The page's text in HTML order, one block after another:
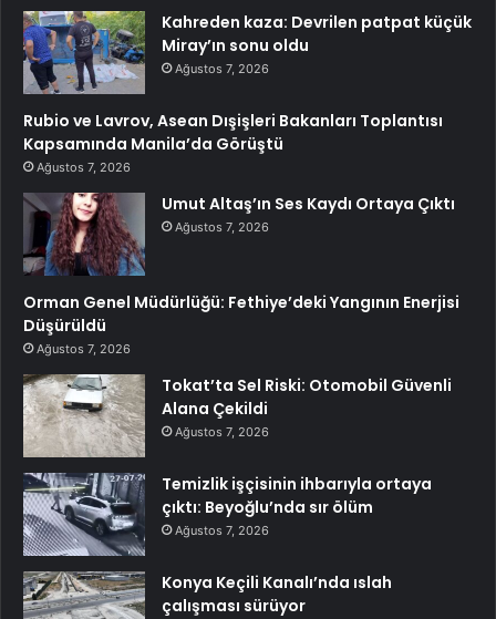
Kahreden kaza: Devrilen patpat küçük
Miray’ın sonu oldu
Ağustos 7, 2026
Rubio ve Lavrov, Asean Dışişleri Bakanları Toplantısı
Kapsamında Manila’da Görüştü
Ağustos 7, 2026
Umut Altaş’ın Ses Kaydı Ortaya Çıktı
Ağustos 7, 2026
Orman Genel Müdürlüğü: Fethiye’deki Yangının Enerjisi
Düşürüldü
Ağustos 7, 2026
Tokat’ta Sel Riski: Otomobil Güvenli
Alana Çekildi
Ağustos 7, 2026
Temizlik işçisinin ihbarıyla ortaya
çıktı: Beyoğlu’nda sır ölüm
Ağustos 7, 2026
Konya Keçili Kanalı’nda ıslah
çalışması sürüyor